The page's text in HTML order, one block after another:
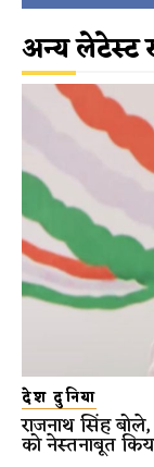
अन्य लेटेस्ट
देश दुनिया
राजनाथ सिंह
को नेस्तनाबूत